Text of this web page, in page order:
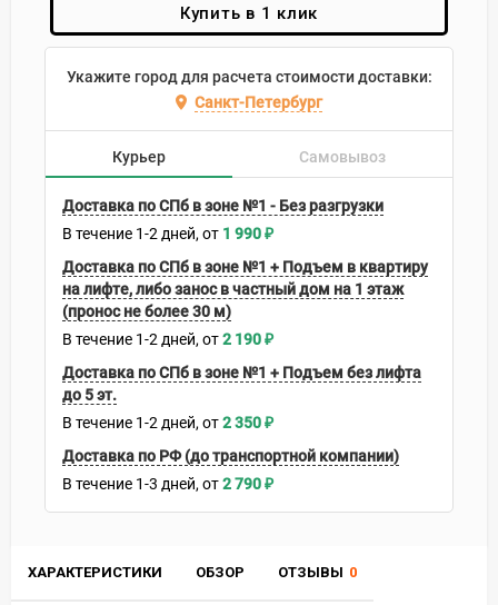
ХАРАКТЕРИСТИКИ ОБЗОР ОТЗЫВЫ 0
Купить в 1 клик
Укажите город для расчета стоимости доставки:
Санкт-Петербург
Курьер Самовывоз
Доставка по СПб в зоне №1 - Без разгрузки
В течение 1-2 дней 1 990₽
Доставка по СПб в зоне №1 + Подъем в квартиру
на лифте, либо занос в частный дом на 1 этаж
(пронос не более 30 м)
В течение 1-2 дней 2 190₽
Доставка по СПб в зоне №1 + Подъем без лифта
до 5 эт.
В течение 1-2 дней 2 350₽
Доставка по РФ (до транспортной компании)
В течение 1-3 дней 2 790₽